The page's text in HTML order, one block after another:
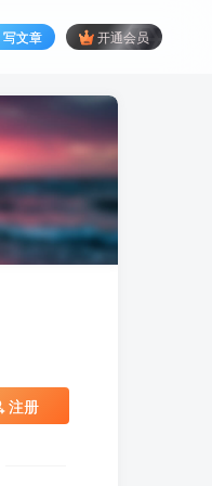
写文章 开通会员
注册